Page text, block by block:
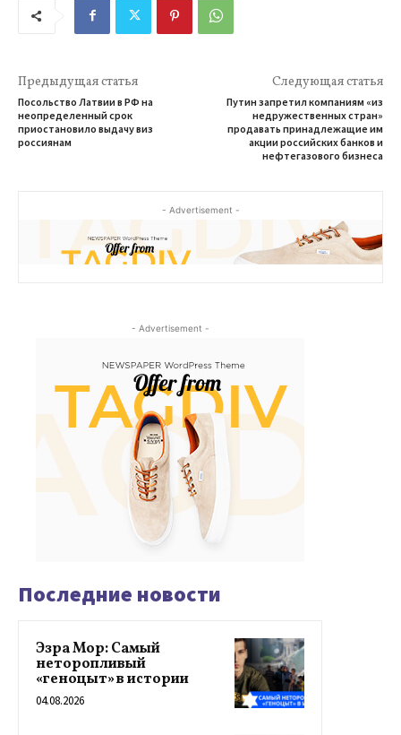
Предыдущая статья
Посольство Латвии в РФ на
неопределенный срок
приостановило выдачу виз
россиянам
Следующая статья
Путин запретил компаниям «из
недружественных стран»
продавать принадлежащие им
акции российских банков и
нефтегазового бизнеса
- Advertisement -
- Advertisement -
Последние новости
Эзра Мор: Самый
неторопливый
«геноцыт» в истории
04.08.2026